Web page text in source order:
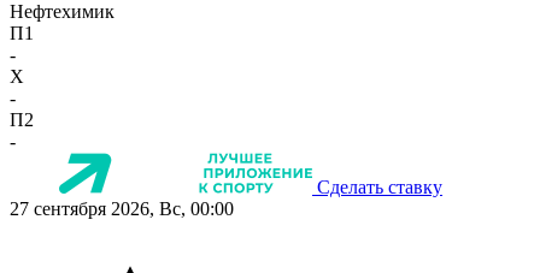
Нефтехимик
П1
-
X
-
П2
-
Сделать ставку
27 сентября 2026, Вс, 00:00